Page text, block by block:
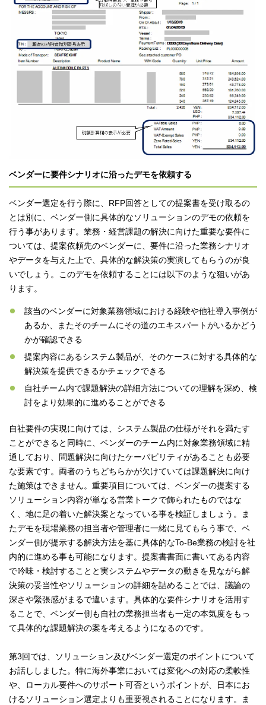
ベンダーに要件シナリオに沿ったデモを依頼する
ベンダー選定を行う際に、RFP回答としての提案書を受け取るの
とは別に、ベンダー側に具体的なソリューションのデモの依頼を
行う事があります。業務・経営課題の解決に向けた重要な要件に
ついては、提案依頼先のベンダーに、要件に沿った業務シナリオ
やデータを与えた上で、具体的な解決策の実演してもらうのが良
いでしょう。このデモを依頼することには以下のような狙いがあ
ります。
該当のベンダーに対象業務領域における経験や他社導入事例が
あるか、またそのチームにその道のエキスパートがいるかどう
かが確認できる
提案内容にあるシステム製品が、そのケースに対する具体的な
解決策を提供できるかチェックできる
自社チーム内で課題解決の詳細方法についての理解を深め、検
討をより効果的に進めることができる
自社要件の実現に向けては、システム製品の仕様がそれを満たす
ことができると同時に、ベンダーのチーム内に対象業務領域に精
通しており、問題解決に向けたケーパビリティがあることも必要
な要素です。両者のうちどちらかが欠けていては課題解決に向け
た施策はできません。重要項目については、ベンダーの提案する
ソリューション内容が単なる営業トークで飾られたものではな
く、地に足の着いた解決案となっている事を検証しましょう。ま
たデモを現場業務の担当者や管理者に一緒に見てもらう事で、ベ
ンダー側が提示する解決方法を基に具体的なTo-Be業務の検討を社
内的に進める事も可能になります。提案書書面に書いてある内容
で吟味・検討することと実システムやデータの動きを見ながら解
決策の妥当性やソリューションの詳細を詰めることでは、議論の
深さや緊張感がまるで違います。具体的な要件シナリオを活用す
ることで、ベンダー側も自社の業務担当者も一定の本気度をもっ
て具体的な課題解決の案を考えるようになるのです。
第3回では、ソリューション及びベンダー選定のポイントについて
お話ししました。特に海外事業においては変化への対応の柔軟性
や、ローカル要件へのサポート可否というポイントが、日本にお
けるソリューション選定よりも重要視されることになります。ま